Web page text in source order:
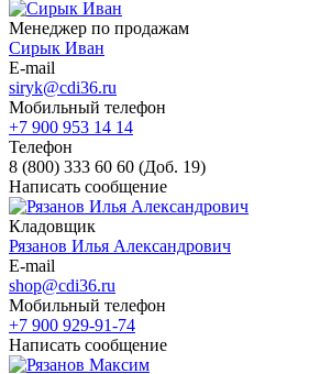
Менеджер по продажам
Сирык Иван
E-mail
siryk@cdi36.ru
Мобильный телефон
+7 900 953 14 14
Телефон
8 (800) 333 60 60 (Доб. 19)
Написать сообщение
Кладовщик
Рязанов Илья Александрович
E-mail
shop@cdi36.ru
Мобильный телефон
+7 900 929-91-74‬
Написать сообщение